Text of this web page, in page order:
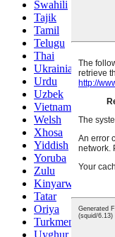
Swahili
Tajik
Tamil
Telugu
Thai
Ukrainian
Urdu
Uzbek
Vietnamese
Welsh
Xhosa
Yiddish
Yoruba
Zulu
Kinyarwanda
Tatar
Oriya
Turkmen